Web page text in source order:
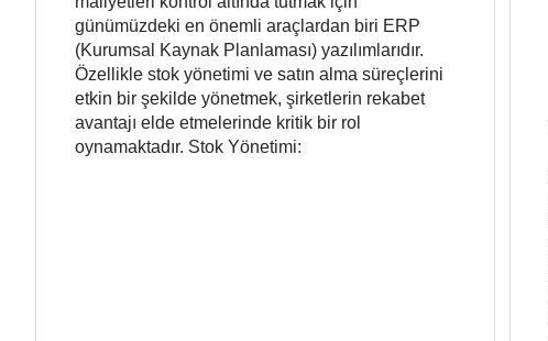
günümüzdeki en önemli araçlardan biri ERP
(Kurumsal Kaynak Planlaması) yazılımlarıdır.
Özellikle stok yönetimi ve satın alma süreçlerini
etkin bir şekilde yönetmek, şirketlerin rekabet
avantajı elde etmelerinde kritik bir rol
oynamaktadır. Stok Yönetimi: